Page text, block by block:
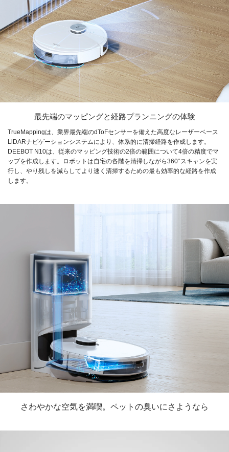
最先端のマッピングと経路プランニングの体験
TrueMappingは、業界最先端のdToFセンサーを備えた高度なレーザーベース
LiDARナビゲーションシステムにより、体系的に清掃経路を作成します。
DEEBOT N10は、従来のマッピング技術の2倍の範囲について4倍の精度でマ
ップを作成します。ロボットは自宅の各階を清掃しながら360°スキャンを実
行し、やり残しを減らしてより速く清掃するための最も効率的な経路を作成
します。
さわやかな空気を満喫。ペットの臭いにさようなら